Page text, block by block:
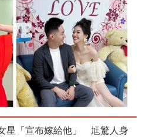
星「宣布嫁給他」 尪驚人身